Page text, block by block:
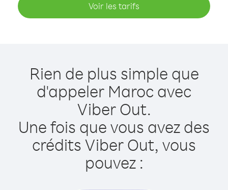
Voir les tarifs
Rien de plus simple que
d'appeler Maroc avec
Viber Out.
Une fois que vous avez des
crédits Viber Out, vous
pouvez :